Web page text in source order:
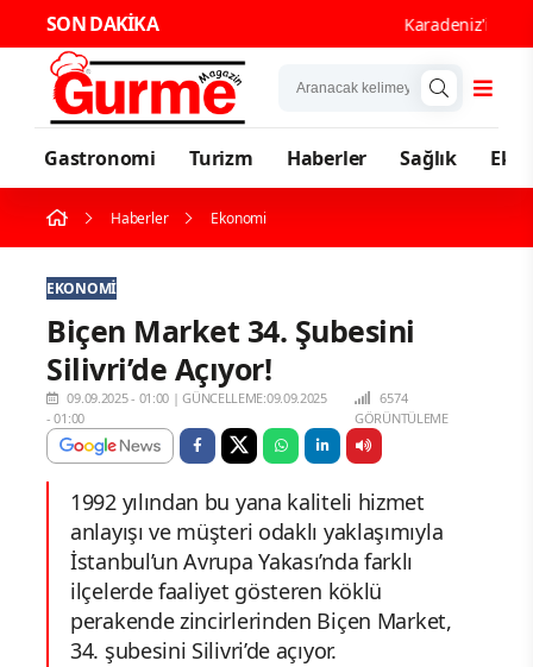
SON DAKİKA Karadeniz'in En
Gastronomi Turizm Haberler Sağlık
Haberler Ekonomi
EKONOMI
Biçen Market 34. Şubesini
Silivri’de Açıyor!
09.09.2025 - 01:00 |GÜNCELLEME:09.09.2025
- 01:00
6574
GÖRÜNTÜLEME
1992 yılından bu yana kaliteli hizmet
anlayışı ve müşteri odaklı yaklaşımıyla
İstanbul’un Avrupa Yakası’nda farklı
ilçelerde faaliyet gösteren köklü
perakende zincirlerinden Biçen Market,
34. şubesini Silivri’de açıyor.